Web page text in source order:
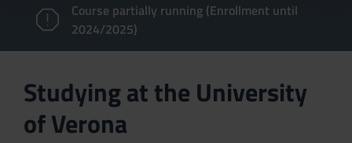
Course partially running (Enrollment until
2024/2025)
Studying at the University
of Verona